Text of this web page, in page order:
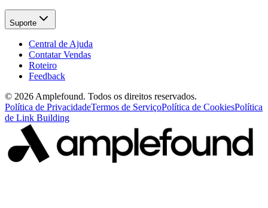
Suporte
Central de Ajuda
Contatar Vendas
Roteiro
Feedback
© 2026 Amplefound. Todos os direitos reservados.
Política de PrivacidadeTermos de ServiçoPolítica de CookiesPolítica
de Link Building